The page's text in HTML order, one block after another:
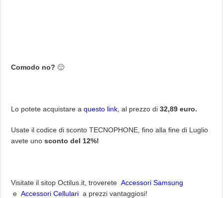
Comodo no? 🙂
Lo potete acquistare aquesto link , al prezzo di32,89 euro.
Usate il codice di sconto TECNOPHONE, fino alla fine di Luglio
avete uno sconto del 12%!
Visitate il sitop Octilus.it, troverete Accessori Samsung
eAccessori Cellulari a prezzi vantaggiosi!